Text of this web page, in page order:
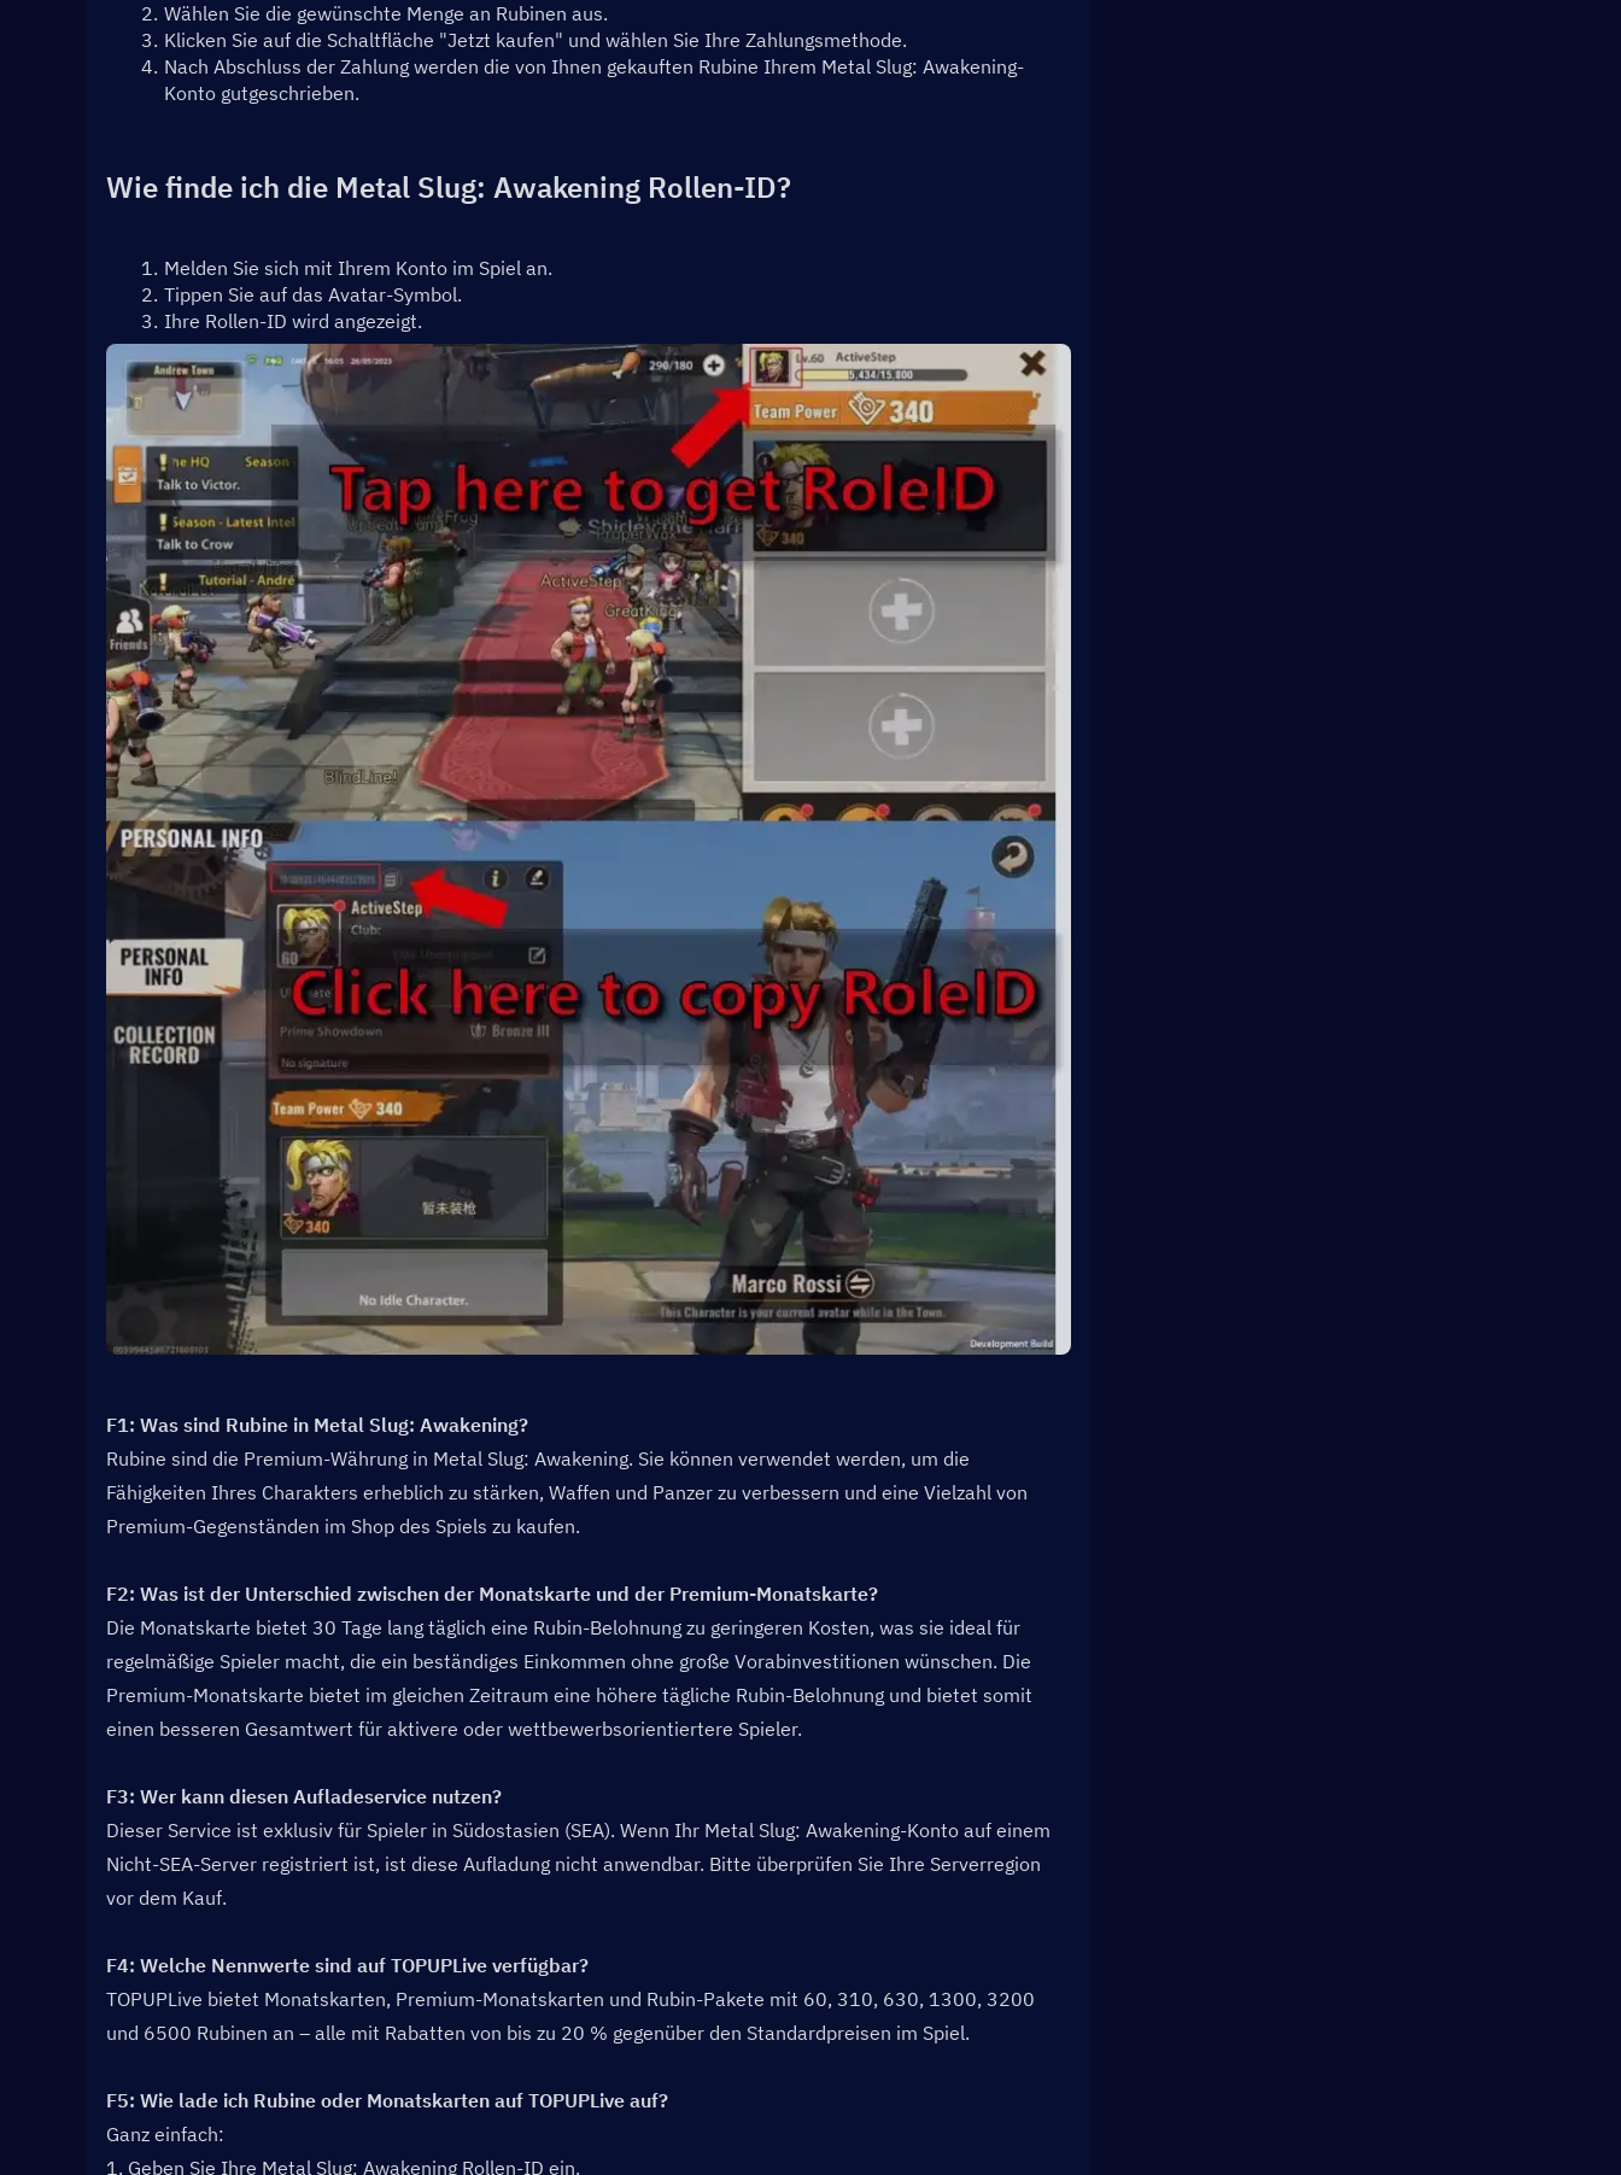
Wählen Sie die gewünschte Menge an Rubinen aus.
Klicken Sie auf die Schaltfläche "Jetzt kaufen" und wählen Sie Ihre Zahlungsmethode.
Nach Abschluss der Zahlung werden die von Ihnen gekauften Rubine Ihrem Metal Slug: Awakening-
Konto gutgeschrieben.
Wie finde ich die Metal Slug: Awakening Rollen-ID?
Melden Sie sich mit Ihrem Konto im Spiel an.
Tippen Sie auf das Avatar-Symbol.
Ihre Rollen-ID wird angezeigt.
F1: Was sind Rubine in Metal Slug: Awakening?
Rubine sind die Premium-Währung in Metal Slug: Awakening. Sie können verwendet werden, um die
Fähigkeiten Ihres Charakters erheblich zu stärken, Waffen und Panzer zu verbessern und eine Vielzahl von
Premium-Gegenständen im Shop des Spiels zu kaufen.
F2: Was ist der Unterschied zwischen der Monatskarte und der Premium-Monatskarte?
Die Monatskarte bietet 30 Tage lang täglich eine Rubin-Belohnung zu geringeren Kosten, was sie ideal für
regelmäßige Spieler macht, die ein beständiges Einkommen ohne große Vorabinvestitionen wünschen. Die
Premium-Monatskarte bietet im gleichen Zeitraum eine höhere tägliche Rubin-Belohnung und bietet somit
einen besseren Gesamtwert für aktivere oder wettbewerbsorientiertere Spieler.
F3: Wer kann diesen Aufladeservice nutzen?
Dieser Service ist exklusiv für Spieler in Südostasien (SEA). Wenn Ihr Metal Slug: Awakening-Konto auf einem
Nicht-SEA-Server registriert ist, ist diese Aufladung nicht anwendbar. Bitte überprüfen Sie Ihre Serverregion
vor dem Kauf.
F4: Welche Nennwerte sind auf TOPUPLive verfügbar?
TOPUPLive bietet Monatskarten, Premium-Monatskarten und Rubin-Pakete mit 60, 310, 630, 1300, 3200
und 6500 Rubinen an – alle mit Rabatten von bis zu 20 % gegenüber den Standardpreisen im Spiel.
F5: Wie lade ich Rubine oder Monatskarten auf TOPUPLive auf?
Ganz einfach:
1. Geben Sie Ihre Metal Slug: Awakening Rollen-ID ein.